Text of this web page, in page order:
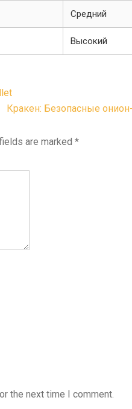
Средний
Высокий
Кракен: Безопасные
are marked *
the next time I comment.